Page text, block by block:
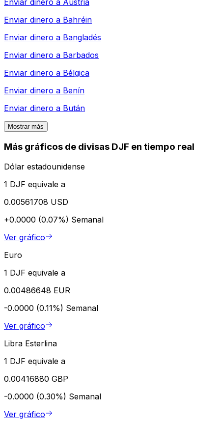
Enviar dinero a Austria
Enviar dinero a Bahréin
Enviar dinero a Bangladés
Enviar dinero a Barbados
Enviar dinero a Bélgica
Enviar dinero a Benín
Enviar dinero a Bután
Mostrar más
Más gráficos de divisas DJF en tiempo real
Dólar estadounidense
1 DJF equivale a
0.00561708 USD
+0.0000 (0.07%) Semanal
Ver gráfico
Euro
1 DJF equivale a
0.00486648 EUR
-0.0000 (0.11%) Semanal
Ver gráfico
Libra Esterlina
1 DJF equivale a
0.00416880 GBP
-0.0000 (0.30%) Semanal
Ver gráfico